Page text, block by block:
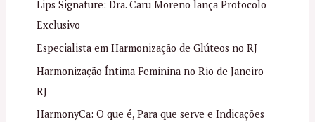
Lips Signature: Dra. Caru Moreno lança Protocolo
Exclusivo
Especialista em Harmonização de Glúteos no RJ
Harmonização Íntima Feminina no Rio de Janeiro –
RJ
HarmonyCa: O que é, Para que serve e Indicações